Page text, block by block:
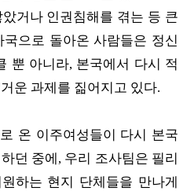
거나 인권침해를 겪는 등 큰
으로 돌아온 사람들은 정신
뿐 아니라, 본국에서 다시 적
운 과제를 짊어지고 있다.
온 이주여성들이 다시 본국
던 중에, 우리 조사팀은 필리
하는 현지 단체들을 만나게